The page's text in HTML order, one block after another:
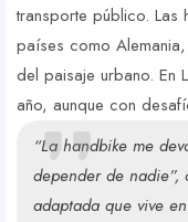
transporte público. Las
países como
del paisaje urbano. En
año, aunque con
“La handbike me
depender de nadie”,
adaptada que vive